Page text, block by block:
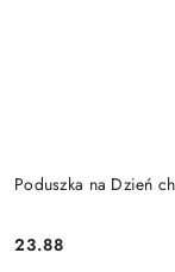
Poduszka na Dzień
Cena:
23.88